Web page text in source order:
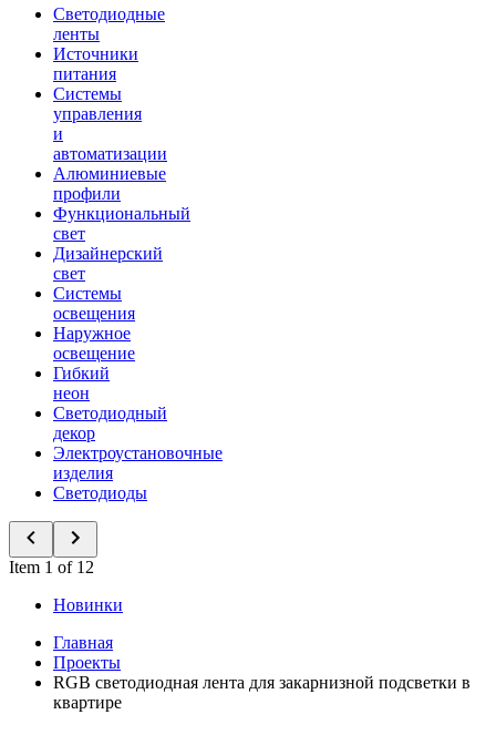
Светодиодные
ленты
Источники
питания
Системы
управления
и
автоматизации
Алюминиевые
профили
Функциональный
свет
Дизайнерский
свет
Системы
освещения
Наружное
освещение
Гибкий
неон
Светодиодный
декор
Электроустановочные
изделия
Светодиоды
Item 1 of 12
Новинки
Главная
Проекты
RGB светодиодная лента для закарнизной подсветки в
квартире